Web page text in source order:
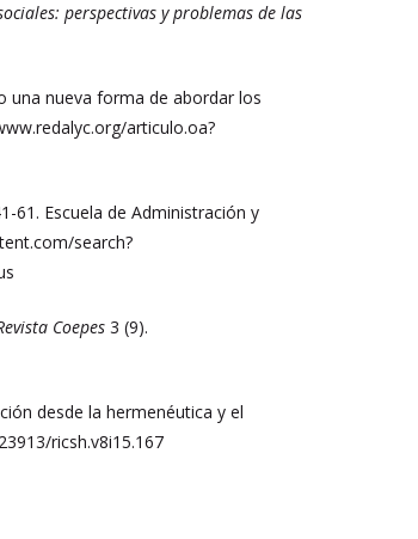
perspectivas y problemas de las
una nueva forma de abordar los
articulo.oa?
61. Escuela de Administración y
search?
Coepes 3 (9).
desde la hermenéutica y el
ricsh.v8i15.167